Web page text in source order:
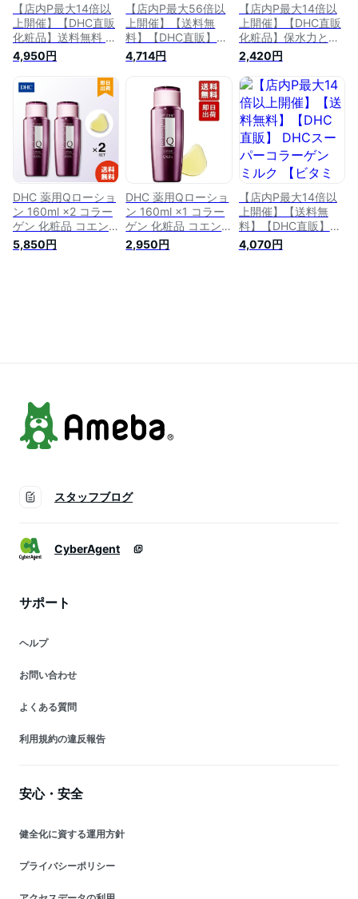
【店内P最大14倍以
上開催】【DHC直販
化粧品】送料無料 美
肌に導く補酵素コエ
ンザイムQ10を高濃
度に配合 DHC Q10
クリームII | コラーゲ
ン 顔 ヒアルロン酸
エイジングケア 化粧
品 スキンケア 保湿
クリーム 美容 ハリ
美容クリーム 肌ケア
ケア 肌 エイジング
スキン 美肌
4,950円
【店内P最大56倍以
上開催】【送料無
料】【DHC直販】
DHC薬用Qフェース
クリーム(医薬部外品
／50g)|dhc 乾燥 コ
エンザイムq10 コラ
ーゲン 化粧品 クリ
ーム 顔 ヒアルロン
酸 スキンケア フェ
イスクリーム 保湿
基礎化粧品 エイジン
グケア
4,714円
【店内P最大14倍以
上開催】【DHC直販
化粧品】保水力と保
湿力をパワフルにア
ップ ハリみなぎる美
しい肌に DHC Q10
ミルク 100mL| dhc
化粧品 乳液 コエン
ザイムQ10 スキンケ
ア 保湿 スキンミル
ク エイジングケア
顔 保湿ミルク ミル
ク ハリ フェイス 肌
ケア 基礎化粧品 ケ
ア 肌
2,420円
DHC 薬用Qローショ
ン 160ml ×2 コラー
ゲン 化粧品 コエン
ザイム ヒアルロン酸
スキンケア 保湿化粧
5,850円
DHC 薬用Qローショ
ン 160ml ×1 コラー
ゲン 化粧品 コエン
ザイム ヒアルロン酸
スキンケア 保湿化粧
2,950円
【店内P最大14倍以
上開催】【送料無
料】【DHC直販】
DHCスーパーコラー
ゲン ミルク 【ビタ
4,070円
スタッフブログ
CyberAgent
サポート
ヘルプ
お問い合わせ
よくある質問
利用規約の違反報告
安心・安全
健全化に資する運用方針
プライバシーポリシー